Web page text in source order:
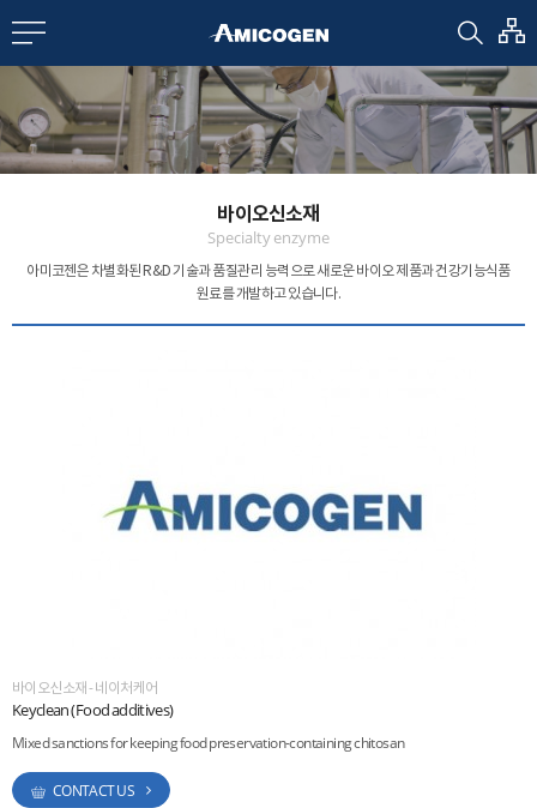
CN
us
바이오신소재
Specialty enzyme
아미코젠은 차별화된 R&D 기술과 품질관리 능력으로새로운 바이오 제품과 건강기능식품
원료를 개발하고 있습니다.
바이오신소재 - 네이처케어
Keyclean (Food additives)
Mixed sanctions for keeping food preservation-containing chitosan
CONTACT US